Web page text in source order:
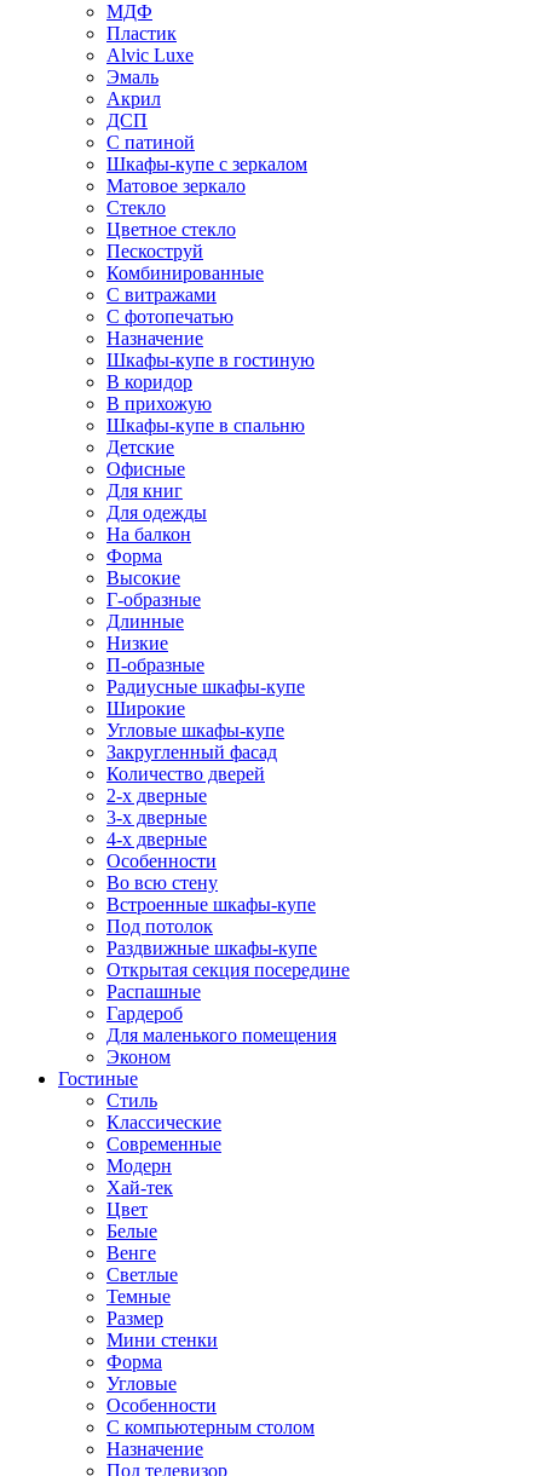
МДФ
Пластик
Alvic Luxe
Эмаль
Акрил
ДСП
С патиной
Шкафы-купе с зеркалом
Матовое зеркало
Стекло
Цветное стекло
Пескоструй
Комбинированные
С витражами
С фотопечатью
Назначение
Шкафы-купе в гостиную
В коридор
В прихожую
Шкафы-купе в спальню
Детские
Офисные
Для книг
Для одежды
На балкон
Форма
Высокие
Г-образные
Длинные
Низкие
П-образные
Радиусные шкафы-купе
Широкие
Угловые шкафы-купе
Закругленный фасад
Количество дверей
2-х дверные
3-х дверные
4-х дверные
Особенности
Во всю стену
Встроенные шкафы-купе
Под потолок
Раздвижные шкафы-купе
Открытая секция посередине
Распашные
Гардероб
Для маленького помещения
Эконом
Гостиные
Стиль
Классические
Современные
Модерн
Хай-тек
Цвет
Белые
Венге
Светлые
Темные
Размер
Мини стенки
Форма
Угловые
Особенности
С компьютерным столом
Назначение
Под телевизор